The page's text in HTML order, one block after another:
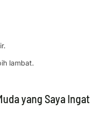
lambat.
yang Saya Ingat